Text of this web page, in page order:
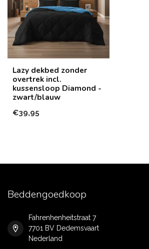
Lazy dekbed zonder
overtrek incl.
kussensloop Diamond -
zwart/blauw
€39,95
Beddengoedkoop
Fahrenhenheitstraat 7
7701 BV Dedemsvaart
Nederland